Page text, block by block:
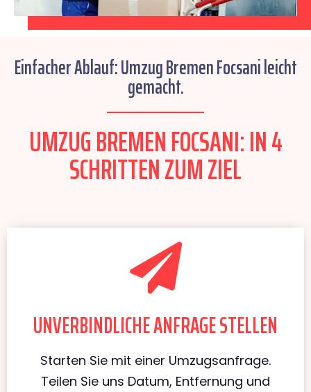
Einfacher Ablauf: Umzug Bremen Focsani leicht
gemacht.
UMZUG BREMEN FOCSANI: IN 4
SCHRITTEN ZUM ZIEL
UNVERBINDLICHE ANFRAGE STELLEN
Starten Sie mit einer Umzugsanfrage.
Teilen Sie uns Datum, Entfernung und